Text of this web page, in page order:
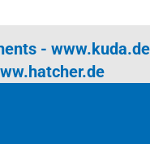
- www.kuda.de